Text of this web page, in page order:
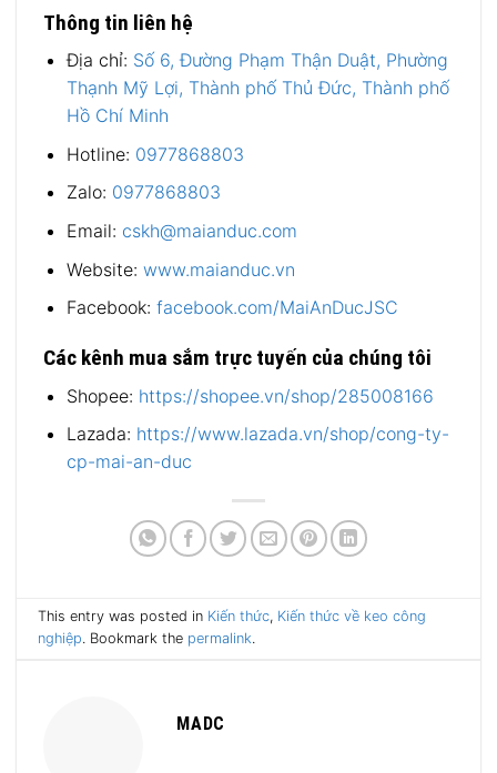
Thông tin liên hệ
Địa chỉ: Số 6, Đường Phạm Thận Duật, Phường
Thạnh Mỹ Lợi, Thành phố Thủ Đức, Thành phố
Hồ Chí Minh
Hotline: 0977868803
Zalo: 0977868803
Email: cskh@maianduc.com
Website: www.maianduc.vn
Facebook: facebook.com/MaiAnDucJSC
Các kênh mua sắm trực tuyến của chúng tôi
Shopee: https://shopee.vn/shop/285008166
Lazada: https://www.lazada.vn/shop/cong-ty-
cp-mai-an-duc
This entry was posted in Kiến thức, Kiến thức về keo công
nghiệp. Bookmark the permalink.
MADC